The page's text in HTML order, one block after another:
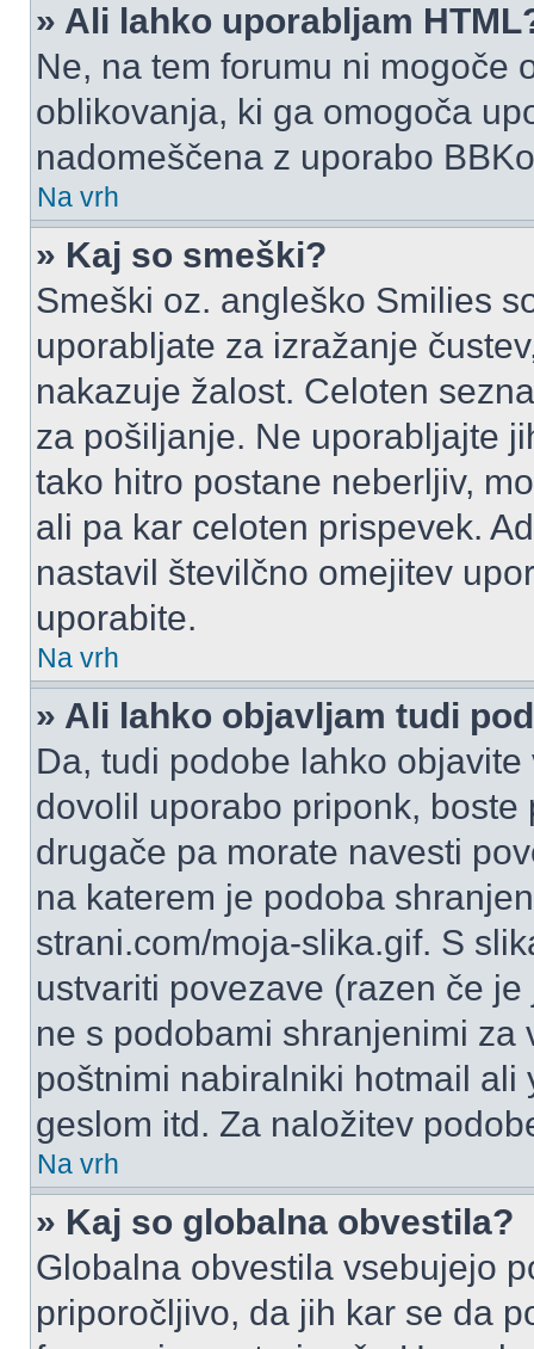
» Ali lahko uporabljam
Ne, na tem forumu ni mogoče
oblikovanja, ki ga omogoča
nadomeščena z uporabo
Na vrh
» Kaj so smeški?
Smeški oz. angleško Smilies
uporabljate za izražanje
nakazuje žalost. Celoten
za pošiljanje. Ne uporabljajte
tako hitro postane neberljiv,
ali pa kar celoten prispevek.
nastavil številčno omejitev
uporabite.
Na vrh
» Ali lahko objavljam tudi
Da, tudi podobe lahko
dovolil uporabo priponk,
drugače pa morate navesti
na katerem je podoba
strani.com/moja-slika.gif. S
ustvariti povezave (razen če
ne s podobami shranjenimi za
poštnimi nabiralniki hotmail
geslom itd. Za naložitev
Na vrh
» Kaj so globalna obvestila?
Globalna obvestila vsebujejo
priporočljivo, da jih kar se da